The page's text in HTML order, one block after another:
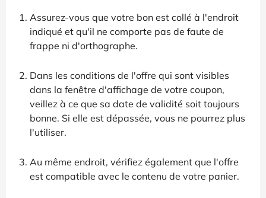
Assurez-vous que votre bon est collé à l'endroit
indiqué et qu'il ne comporte pas de faute de
frappe ni d'orthographe.
Dans les conditions de l'offre qui sont visibles
dans la fenêtre d'affichage de votre coupon,
veillez à ce que sa date de validité soit toujours
bonne. Si elle est dépassée, vous ne pourrez plus
l'utiliser.
Au même endroit, vérifiez également que l'offre
est compatible avec le contenu de votre panier.